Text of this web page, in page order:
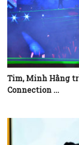
Tim, Minh Hằng
Connection ...